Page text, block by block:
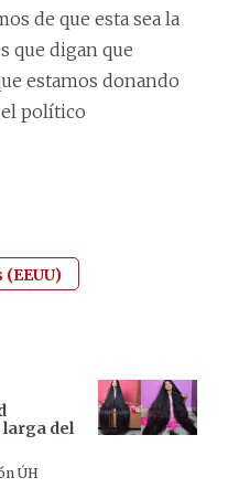
de que esta sea la
que digan que
estamos donando
político
larga del
ÚH